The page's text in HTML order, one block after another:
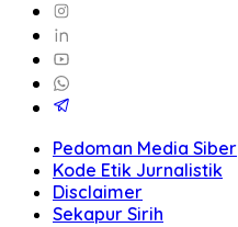
Pedoman Media Siber
Kode Etik Jurnalistik
Disclaimer
Sekapur Sirih